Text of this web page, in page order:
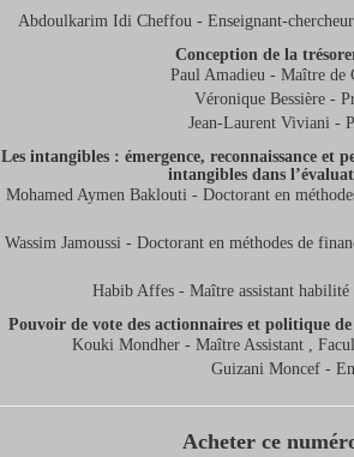
Abdoulkarim Idi Cheffou - Enseignant-
Conception de la
Paul Amadieu - Maître de
Véronique Bessière -
Jean-Laurent Viviani -
Les intangibles : émergence, reconnaissance
intangibles dans
Mohamed Aymen Baklouti - Doctorant en
Wassim Jamoussi - Doctorant en méthodes de
Habib Affes - Maître assistant habilité
Pouvoir de vote des actionnaires et politique
Kouki Mondher - Maître Assistant ,
Guizani Moncef -
Acheter ce